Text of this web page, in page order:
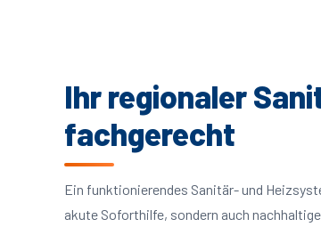
Ihr regionaler
fachgerecht
Ein funktionierendes Sanitär- und
akute Soforthilfe, sondern auch